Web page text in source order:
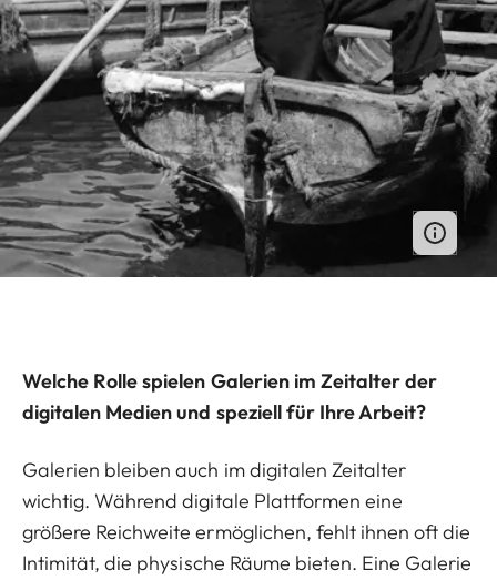
Welche Rolle spielen Galerien im Zeitalter der
digitalen Medien und speziell für Ihre Arbeit?
Galerien bleiben auch im digitalen Zeitalter
wichtig. Während digitale Plattformen eine
größere Reichweite ermöglichen, fehlt ihnen oft die
Intimität, die physische Räume bieten. Eine Galerie